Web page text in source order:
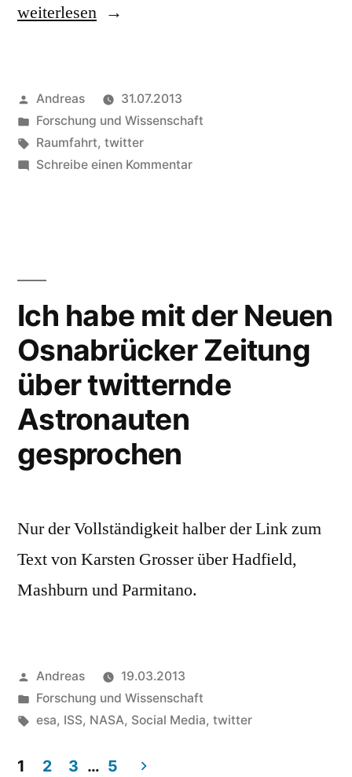
„#sciconfessions“
weiterlesen
Veröffentlicht
von
Andreas
31.07.2013
Veröffentlicht
in
Forschung und Wissenschaft
Schlagwörter:
Raumfahrt, twitter
Schreibe einen Kommentarzu
Ich habe mit der Neuen
Osnabrücker Zeitung
über twitternde
Astronauten
gesprochen
Nur der Vollständigkeit halber der Link zum
Text von Karsten Grosser über Hadfield,
Mashburn und Parmitano.
Veröffentlicht
von
Andreas
19.03.2013
Veröffentlicht
in
Forschung und Wissenschaft
Schlagwörter:
esa, ISS, NASA, Social Media, twitter
1 2 3 … 5